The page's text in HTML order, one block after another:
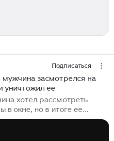
Подписаться
засмотрелся на
уничтожил ее
хотел рассмотреть
в окне, но в итоге ее
из подъездов в